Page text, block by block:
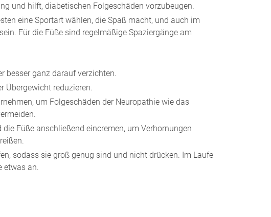
und hilft, diabetischen Folgeschäden vorzubeugen.
eine Sportart wählen, die Spaß macht, und auch im
Für die Füße sind regelmäßige Spaziergänge am
besser ganz darauf verzichten.
Übergewicht reduzieren.
um Folgeschäden der Neuropathie wie das
die Füße anschließend eincremen, um Verhornungen
sodass sie groß genug sind und nicht drücken. Im Laufe
etwas an.